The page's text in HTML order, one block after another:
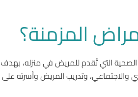
المزمنة؟
التي تُقدم للمريض في منزله،
والاجتماعي، وتدريب المريض وأسرته